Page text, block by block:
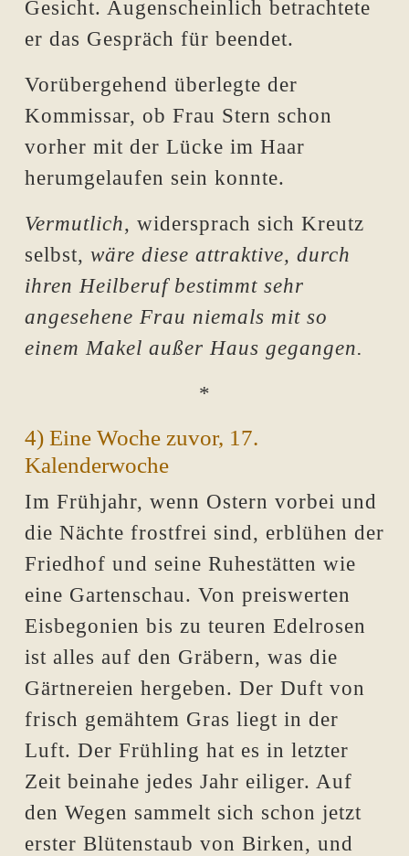
Gesicht. Augenscheinlich betrachtete
er das Gespräch für beendet.
Vorübergehend überlegte der
Kommissar, ob Frau Stern schon
vorher mit der Lücke im Haar
herumgelaufen sein konnte.
Vermutlich, widersprach sich Kreutz
selbst, wäre diese attraktive, durch
ihren Heilberuf bestimmt sehr
angesehene Frau niemals mit so
einem Makel außer Haus gegangen.
*
4) Eine Woche zuvor, 17.
Kalenderwoche
Im Frühjahr, wenn Ostern vorbei und
die Nächte frostfrei sind, erblühen der
Friedhof und seine Ruhestätten wie
eine Gartenschau. Von preiswerten
Eisbegonien bis zu teuren Edelrosen
ist alles auf den Gräbern, was die
Gärtnereien hergeben. Der Duft von
frisch gemähtem Gras liegt in der
Luft. Der Frühling hat es in letzter
Zeit beinahe jedes Jahr eiliger. Auf
den Wegen sammelt sich schon jetzt
erster Blütenstaub von Birken, und